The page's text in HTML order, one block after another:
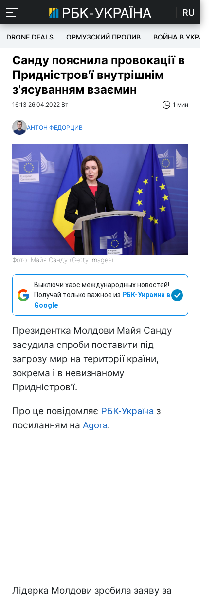
RU
DRONE DEALS ОРМУЗСКИЙ ПРОЛИВ ВОЙНА В УКРАИНЕ
Санду пояснила провокації в
Придністров'ї внутрішнім
з'ясуванням взаємин
16:13 26.04.2022 Вт 1 мин
АНТОН ФЕДОРЦИВ
Фото: Майя Санду (Getty Images)
Выключи хаос международных новостей!
Получай только важное из РБК-Украина в
Google
Президентка Молдови Майя Санду
засудила спроби поставити під
загрозу мир на території країни,
зокрема і в невизнаному
Придністров'ї.
Про це повідомляє РБК-Україна з
посиланням на Agora.
Лідерка Молдови зробила заяву за